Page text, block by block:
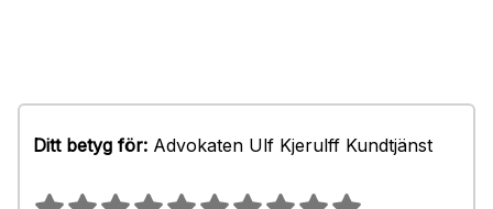
Ditt betyg för: Advokaten Ulf Kjerulff Kundtjänst